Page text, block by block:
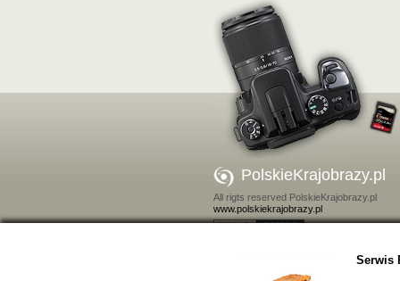
PolskieKrajobrazy.pl
All rigts reserved PolskieKrajobrazy.pl
www.polskiekrajobrazy.pl
Serwis